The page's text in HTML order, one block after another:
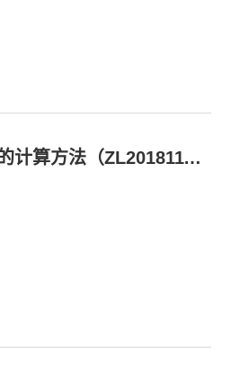
一种粗轧立辊磨损的计算方法（ZL201811101586.5）